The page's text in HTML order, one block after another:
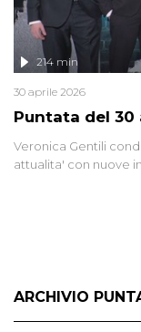
Puntata del 30
214 min
30 aprile 2026
Veronica Gentili
attualita' con nuove
ARCHIVIO